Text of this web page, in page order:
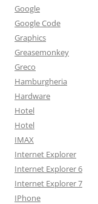
Google
Google Code
Graphics
Greasemonkey
Greco
Hamburgheria
Hardware
Hotel
Hotel
IMAX
Internet Explorer
Internet Explorer 6
Internet Explorer 7
IPhone